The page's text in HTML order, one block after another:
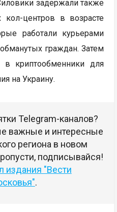
задержали также
кол-центров в возрасте
работали курьерами
граждан. Затем
в криптообменники для
на Украину.
Telegram-каналов?
важные и интересные
региона в новом
подписывайся!
издания "Вести
.